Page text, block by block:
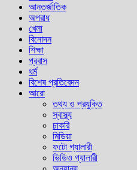
আন্তর্জাতিক
অপরাধ
খেলা
বিনোদন
শিক্ষা
প্রবাস
ধর্ম
বিশেষ প্রতিবেদন
আরো
তথ্য ও প্রযুক্তি
স্বাস্থ্য
চাকরি
মিডিয়া
ফটো গ্যালারী
ভিডিও গ্যালারী